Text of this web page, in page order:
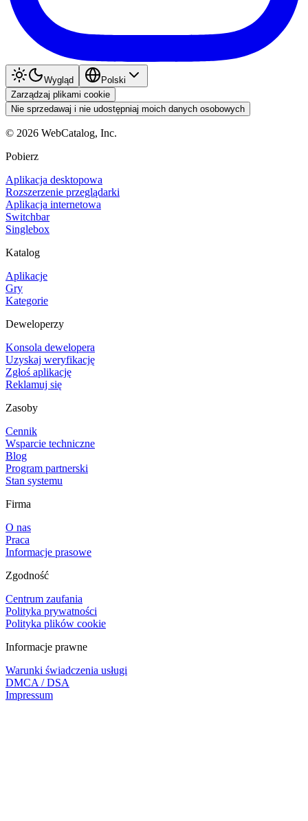
Wygląd
Polski
Zarządzaj plikami cookie
Nie sprzedawaj i nie udostępniaj moich danych osobowych
© 2026 WebCatalog, Inc.
Pobierz
Aplikacja desktopowa
Rozszerzenie przeglądarki
Aplikacja internetowa
Switchbar
Singlebox
Katalog
Aplikacje
Gry
Kategorie
Deweloperzy
Konsola dewelopera
Uzyskaj weryfikację
Zgłoś aplikację
Reklamuj się
Zasoby
Cennik
Wsparcie techniczne
Blog
Program partnerski
Stan systemu
Firma
O nas
Praca
Informacje prasowe
Zgodność
Centrum zaufania
Polityka prywatności
Polityka plików cookie
Informacje prawne
Warunki świadczenia usługi
DMCA / DSA
Impressum